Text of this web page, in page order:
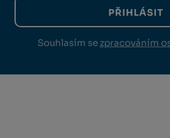
PŘIHLÁSIT
Souhlasím se zpracováním